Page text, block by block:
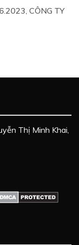
CÔNG TY
Thị Minh Khai,